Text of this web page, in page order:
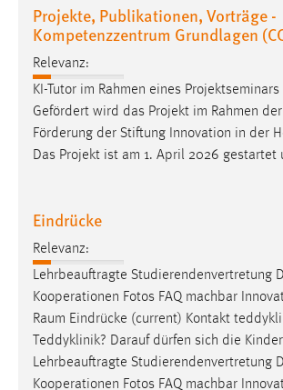
Projekte, Publikationen, Vorträge -
Kompetenzzentrum Grundlagen
Relevanz:
KI-Tutor im Rahmen eines
Gefördert wird das Projekt im Rahmen der
Förderung der Stiftung Innovation in der
Das Projekt ist am 1. April 2026 gestartet
Eindrücke
Relevanz:
Lehrbeauftragte Studierendenvertretung
Kooperationen Fotos FAQ machbar
Raum Eindrücke (current) Kontakt
Teddyklinik? Darauf dürfen sich die Kinder
Lehrbeauftragte Studierendenvertretung
Kooperationen Fotos FAQ machbar
Performance
Name:
staticfilecache
Zweck:
Für performante Seitenauslieferung wird in
Sprachpräferenz
Name:
site-language-preference
Zweck:
Das Cookie speichert die gewählte Sprache
Cookie Laufzeit: